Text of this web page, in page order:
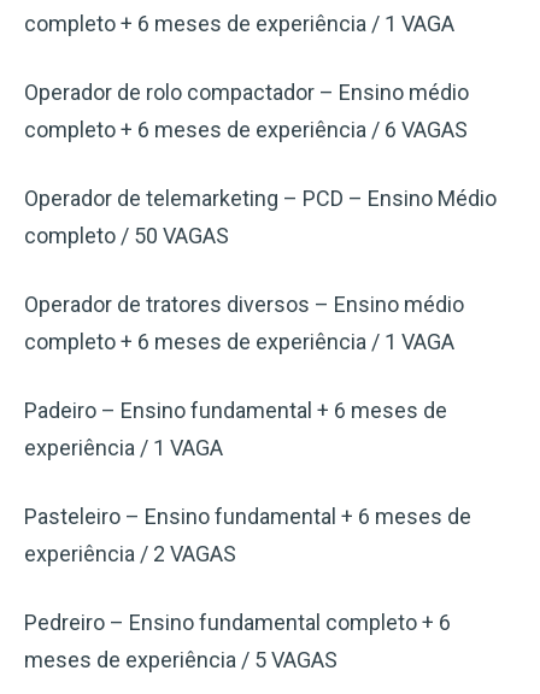
completo + 6 meses de experiência / 1 VAGA
Operador de rolo compactador – Ensino médio
completo + 6 meses de experiência / 6 VAGAS
Operador de telemarketing – PCD – Ensino Médio
completo / 50 VAGAS
Operador de tratores diversos – Ensino médio
completo + 6 meses de experiência / 1 VAGA
Padeiro – Ensino fundamental + 6 meses de
experiência / 1 VAGA
Pasteleiro – Ensino fundamental + 6 meses de
experiência / 2 VAGAS
Pedreiro – Ensino fundamental completo + 6
meses de experiência / 5 VAGAS